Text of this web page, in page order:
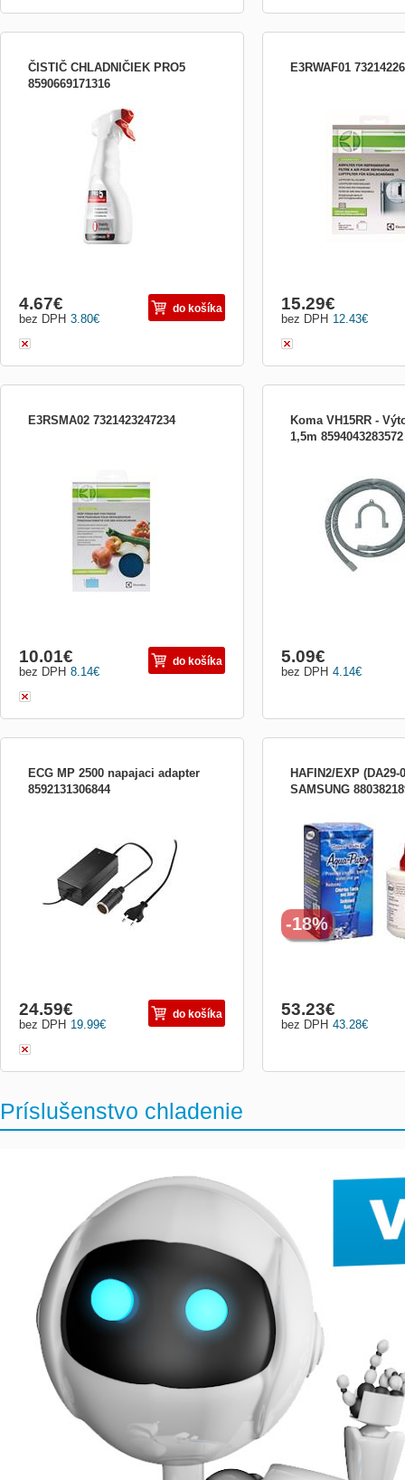
ČISTIČ CHLADNIČIEK PRO5
8590669171316
Čistič na chladničky a mrazničky
Prostriedok pre čistenie vnútorných a
vonkajších stien chladničiek a mrazničiek
Čistí, odmasťuje a neutralizuje nepríjemné
vytvárajú na povrchu ochranný film proti
usadzovaniu nových neči
3.80€
bez DPH
4.67€ do košíka
E3RWAF01
12.43€
bez DPH
15.29€
E3RSMA02 7321423247234
8.14€
bez DPH
10.01€ do košíka
Koma VH15RR -
1,5m 8594043283572
4.14€
bez DPH
5.09€
ECG MP 2500 napajaci adapter
8592131306844
12V ze sítě 230 V, délka kabelu 250 cm
19.99€
bez DPH
24.59€ do košíka
HAFIN2/EXP
SAMSUNG
Samsung Side by Side,
RS21/23, RSE8, RSG5F
43.28€
bez DPH
53.23€
-18%
Príslušenstvo chladenie